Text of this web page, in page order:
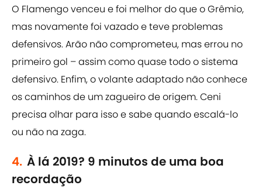
O Flamengo venceu e foi melhor do que o Grêmio,
mas novamente foi vazado e teve problemas
defensivos. Arão não comprometeu, mas errou no
primeiro gol – assim como quase todo o sistema
defensivo. Enfim, o volante adaptado não conhece
os caminhos de um zagueiro de origem. Ceni
precisa olhar para isso e sabe quando escalá-lo
ou não na zaga.
4. À lá 2019? 9 minutos de uma boa
recordação